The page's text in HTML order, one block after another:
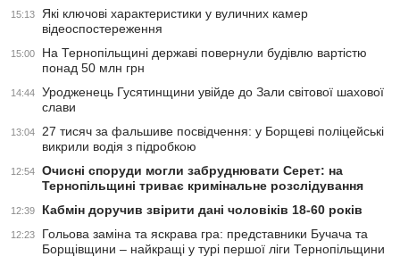
15:13
Які ключові характеристики у вуличних камер
відеоспостереження
15:00
На Тернопільщині державі повернули будівлю вартістю
понад 50 млн грн
14:44
Уродженець Гусятинщини увійде до Зали світової шахової
слави
13:04
27 тисяч за фальшиве посвідчення: у Борщеві поліцейські
викрили водія з підробкою
12:54
Очисні споруди могли забруднювати Серет: на
Тернопільщині триває кримінальне розслідування
12:39 Кабмін доручив звірити дані чоловіків 18-60 років
12:23
Гольова заміна та яскрава гра: представники Бучача та
Борщівщини – найкращі у турі першої ліги Тернопільщини